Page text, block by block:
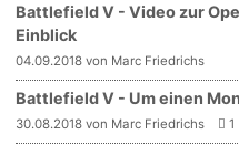
Battlefield V - Video zur
Einblick
04.09.2018 von Marc Friedrichs
Battlefield V - Um einen
30.08.2018 von Marc Friedrichs 1